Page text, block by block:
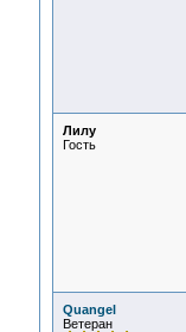
Лилу
Гость
Quangel
Ветеран